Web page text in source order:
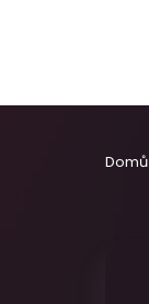
Domů